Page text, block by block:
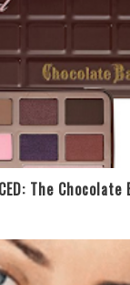
The Chocolate